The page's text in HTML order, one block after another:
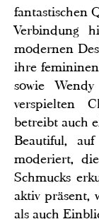
fantastischen
Verbindung
modernen
ihre
sowie
verspielten
betreibt auch
Beautiful,
moderiert,
Schmucks
aktiv präsent,
als auch